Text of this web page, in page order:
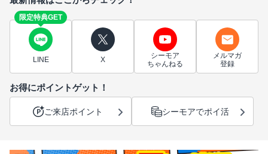
限定特典GET
LINE X
シーモア
ちゃんねる
メルマガ
登録
お得にポイントゲット！
ご来店ポイント シーモアでポイ活